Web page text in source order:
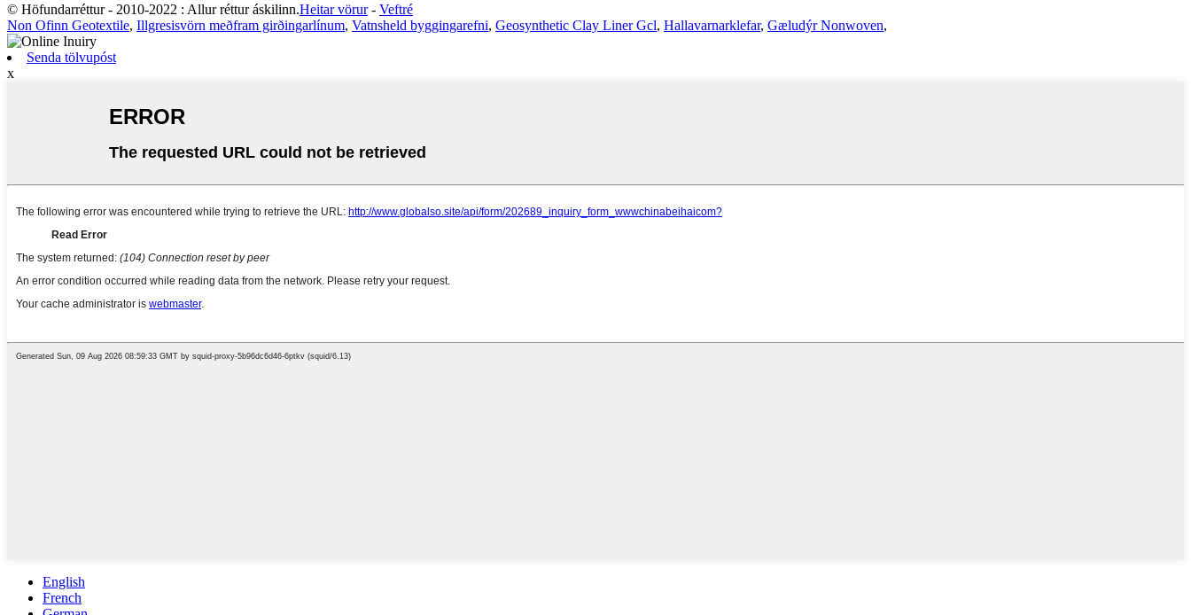
© Höfundarréttur - 2010-2022 : Allur réttur áskilinn.Heitar vörur- Veftré
Non Ofinn Geotextile, Illgresisvörn meðfram girðingarlínum, Vatnsheld byggingarefni, Geosynthetic Clay Liner Gcl, Hallavarnarklefar, Gæludýr Nonwoven,
Senda tölvupóst
x
English
French